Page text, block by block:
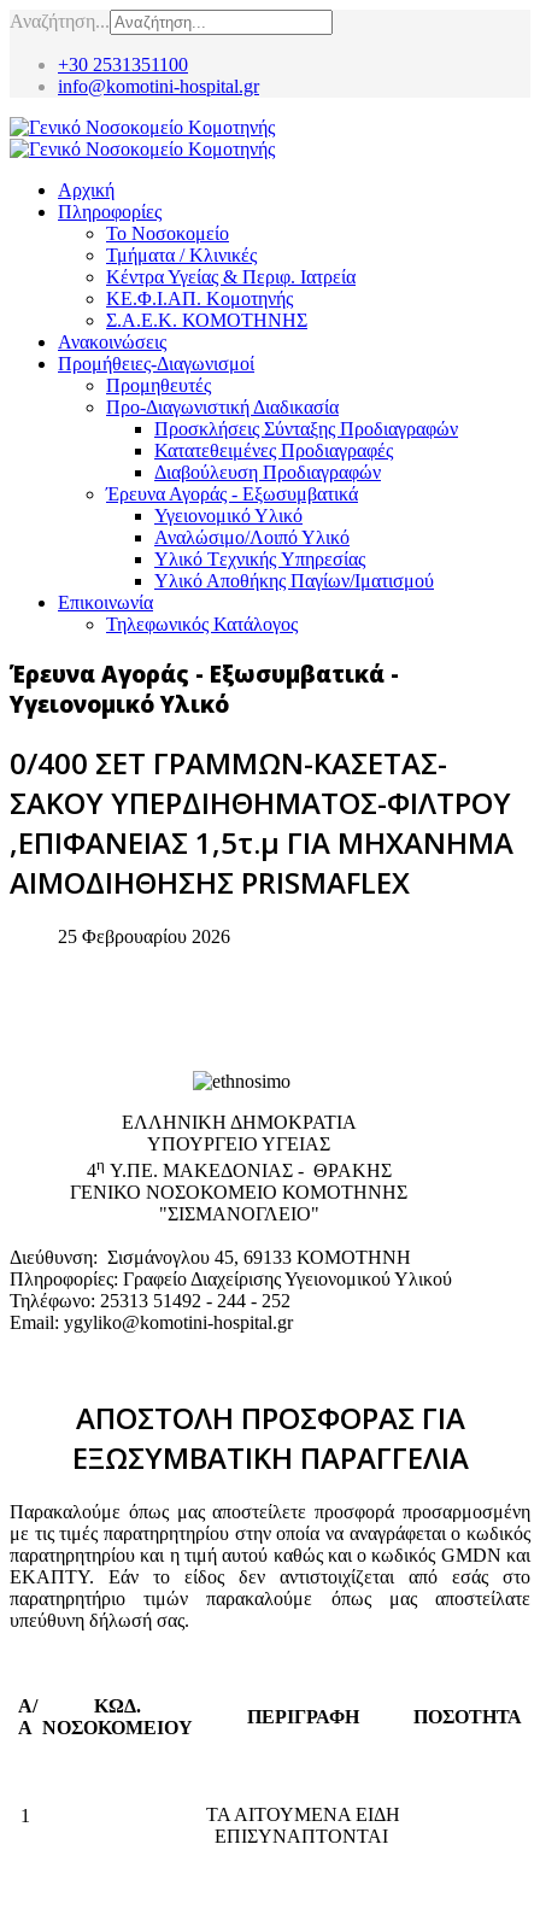
Αναζήτηση...
+30 2531351100
info@komotini-hospital.gr
Αρχική
Πληροφορίες
Το Νοσοκομείο
Τμήματα / Κλινικές
Κέντρα Υγείας & Περιφ. Ιατρεία
ΚΕ.Φ.Ι.ΑΠ. Κομοτηνής
Σ.Α.Ε.Κ. ΚΟΜΟΤΗΝΗΣ
Ανακοινώσεις
Προμήθειες-Διαγωνισμοί
Προμηθευτές
Προ-Διαγωνιστική Διαδικασία
Προσκλήσεις Σύνταξης Προδιαγραφών
Κατατεθειμένες Προδιαγραφές
Διαβούλευση Προδιαγραφών
Έρευνα Αγοράς - Εξωσυμβατικά
Υγειονομικό Υλικό
Αναλώσιμο/Λοιπό Υλικό
Υλικό Tεχνικής Yπηρεσίας
Υλικό Αποθήκης Παγίων/Ιματισμού
Επικοινωνία
Τηλεφωνικός Κατάλογος
Έρευνα Αγοράς - Εξωσυμβατικά -
Υγειονομικό Υλικό
0/400 ΣΕΤ ΓΡΑΜΜΩΝ-ΚΑΣΕΤΑΣ-
ΣΑΚΟΥ YΠΕΡΔΙΗΘΗΜΑΤΟΣ-ΦΙΛΤΡΟΥ
,ΕΠΙΦΑΝΕΙΑΣ 1,5τ.μ ΓΙΑ ΜΗΧΑΝΗΜΑ
ΑΙΜΟΔΙΗΘΗΣΗΣ PRISMAFLEX
25 Φεβρουαρίου 2026
EΛΛΗΝΙΚΗ ΔΗΜΟΚΡΑΤΙΑ
ΥΠΟΥΡΓΕΙΟ ΥΓΕΙΑΣ
4η Υ.ΠΕ. ΜΑΚΕΔΟΝΙΑΣ - ΘΡΑΚΗΣ
ΓΕΝΙΚΟ NΟΣΟΚΟΜΕΙΟ ΚΟΜΟΤΗΝΗΣ
"ΣΙΣΜΑΝΟΓΛΕΙΟ"
Διεύθυνση: Σισμάνογλου 45, 69133 ΚΟΜΟΤΗΝΗ
Πληροφορίες: Γραφείο Διαχείρισης Υγειονομικού Υλικού
Τηλέφωνο: 25313 51492 - 244 - 252
Email: ygyliko@komotini-hospital.gr
ΑΠΟΣΤΟΛΗ ΠΡΟΣΦΟΡΑΣ ΓΙΑ
ΕΞΩΣΥΜΒΑΤΙΚΗ ΠΑΡΑΓΓΕΛΙΑ
Παρακαλούμε όπως μας αποστείλετε προσφορά προσαρμοσμένη
με τις τιμές παρατηρητηρίου στην οποία να αναγράφεται ο κωδικός
παρατηρητηρίου και η τιμή αυτού καθώς και ο κωδικός GMDN και
ΕΚΑΠΤΥ. Εάν το είδος δεν αντιστοιχίζεται από εσάς στο
παρατηρητήριο τιμών παρακαλούμε όπως μας αποστείλατε
υπεύθυνη δήλωσή σας.
Α/
Α
ΚΩΔ.
ΝΟΣΟΚΟΜΕΙΟΥ
ΠΕΡΙΓΡΑΦΗ ΠΟΣΟΤΗΤΑ
1
ΤΑ ΑΙΤΟΥΜΕΝΑ ΕΙΔΗ
ΕΠΙΣΥΝΑΠΤΟΝΤΑΙ